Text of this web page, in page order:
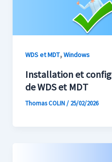
WDS et MDT,Windows
Installation et
de WDS et MDT
Thomas COLIN/ 25/02/2026